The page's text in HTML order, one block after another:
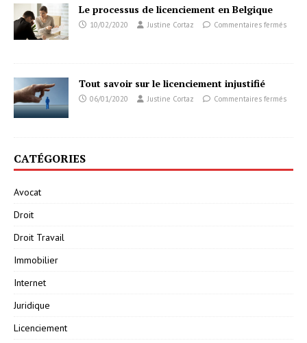
Le processus de licenciement en Belgique
10/02/2020 Justine Cortaz Commentaires fermés
Tout savoir sur le licenciement injustifié
06/01/2020 Justine Cortaz Commentaires fermés
CATÉGORIES
Avocat
Droit
Droit Travail
Immobilier
Internet
Juridique
Licenciement